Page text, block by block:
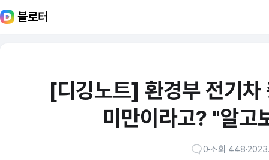
블로터
[디깅노트] 환경부 전기
미만이라고? "알고
0 조회 448